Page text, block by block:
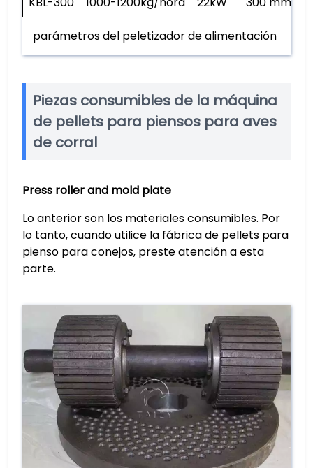
parámetros del peletizador de alimentación
Piezas consumibles de la máquina
de pellets para piensos para aves
de corral
Press roller and mold plate
Lo anterior son los materiales consumibles. Por
lo tanto, cuando utilice la fábrica de pellets para
pienso para conejos, preste atención a esta
parte.